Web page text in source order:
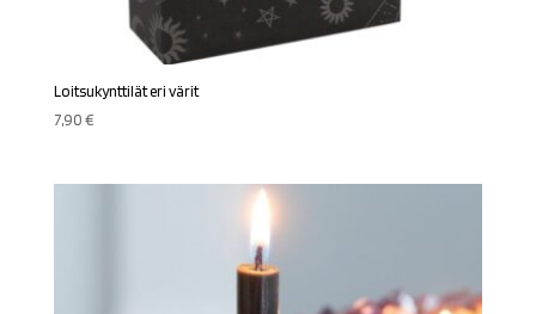
Loitsukynttilät eri värit
7,90€